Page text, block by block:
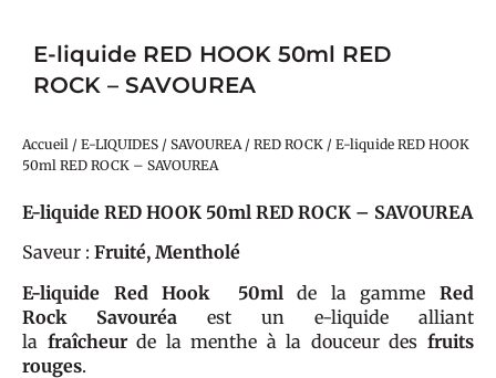
E-liquide RED HOOK 50ml RED
ROCK – SAVOUREA
Accueil / E-LIQUIDES / SAVOUREA/ RED ROCK / E-liquide RED HOOK
50ml RED ROCK – SAVOUREA
E-liquide RED HOOK 50ml RED ROCK – SAVOUREA
Saveur : Fruité, Mentholé
E-liquide Red Hook
50ml de la gamme Red
Rock
Savouréa est un e-liquide alliant
la fraîcheurde la menthe à la douceur desfruits
rouges.